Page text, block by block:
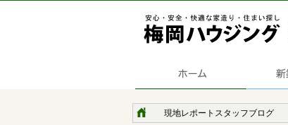
現地レポートスタッフブログ